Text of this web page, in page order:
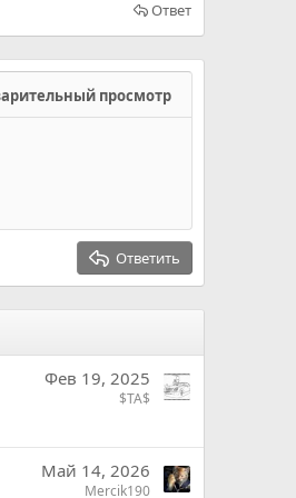
Ответ
просмотр
Ответить
Фев 19, 2025
$TA$
Май 14, 2026
Mercik190